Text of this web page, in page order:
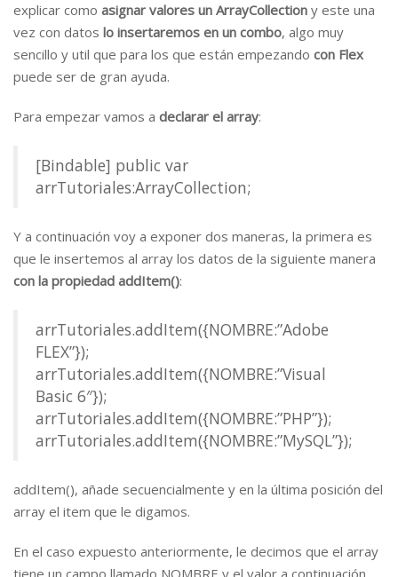
explicar como asignar valores un ArrayCollection y este una
vez con datos lo insertaremos en un combo, algo muy
sencillo y util que para los que están empezando con Flex
puede ser de gran ayuda.
Para empezar vamos a declarar el array:
[Bindable] public var
arrTutoriales:ArrayCollection;
Y a continuación voy a exponer dos maneras, la primera es
que le insertemos al array los datos de la siguiente manera
con la propiedad addItem():
arrTutoriales.addItem({NOMBRE:”Adobe
FLEX”});
arrTutoriales.addItem({NOMBRE:”Visual
Basic 6″});
arrTutoriales.addItem({NOMBRE:”PHP”});
arrTutoriales.addItem({NOMBRE:”MySQL”});
addItem(), añade secuencialmente y en la última posición del
array el item que le digamos.
En el caso expuesto anteriormente, le decimos que el array
tiene un campo llamado NOMBRE y el valor a continuación